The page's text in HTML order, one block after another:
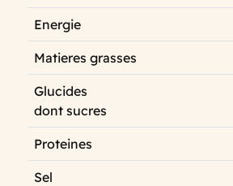
Energie
Matieres grasses
Glucides
dont sucres
Proteines
Sel